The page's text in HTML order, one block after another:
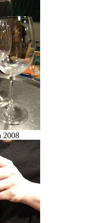
2008